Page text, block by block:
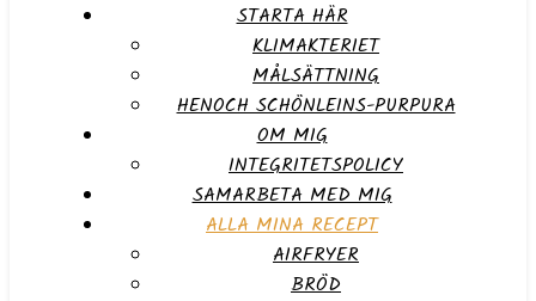
STARTA HÄR
KLIMAKTERIET
MÅLSÄTTNING
HENOCH SCHÖNLEINS-PURPURA
OM MIG
INTEGRITETSPOLICY
SAMARBETA MED MIG
ALLA MINA RECEPT
AIRFRYER
BRÖD